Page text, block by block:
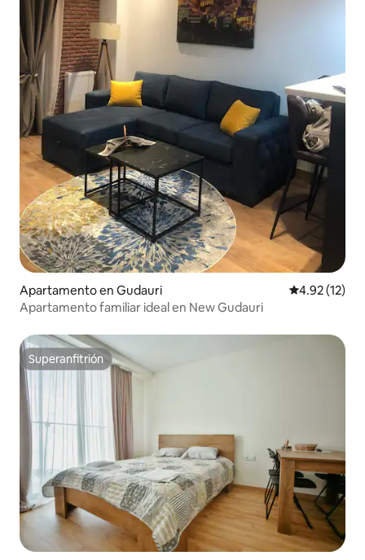
Apartamento en Gudauri Calificación
4.92 (12)
Apartamento familiar ideal en New Gudauri
Superanfitrión
Superanfitrión